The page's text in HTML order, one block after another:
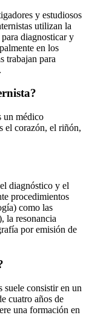
y estudiosos
utilizan la
diagnosticar y
en los
trabajan para
un médico
el corazón, el riñón,
diagnóstico y el
procedimientos
como las
la resonancia
por emisión de
consistir en un
cuatro años de
una formación en